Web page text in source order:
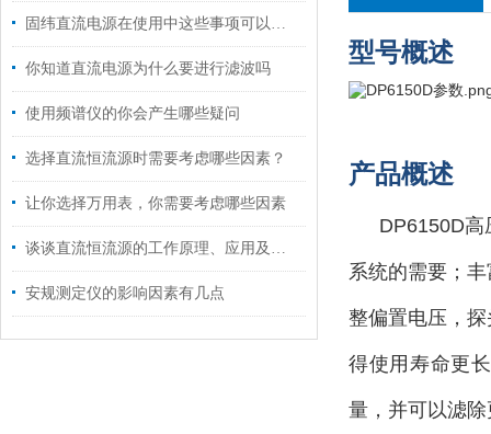
固纬直流电源在使用中这些事项可以注意了
你知道直流电源为什么要进行滤波吗
使用频谱仪的你会产生哪些疑问
选择直流恒流源时需要考虑哪些因素？
让你选择万用表，你需要考虑哪些因素
谈谈直流恒流源的工作原理、应用及其特点
安规测定仪的影响因素有几点
型号概述
产品概述
DP6150D
系统的需要；
整偏置电压，
得使用寿命更
量，并可以滤